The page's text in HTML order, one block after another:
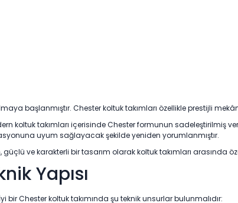
başlanmıştır. Chester koltuk takımları özellikle prestijli
koltuk takımları içerisinde Chester formunun sadeleştirilmiş
uyum sağlayacak şekilde yeniden yorumlanmıştır.
güçlü ve karakterli bir tasarım olarak koltuk takımları arasında
Yapısı
bir Chester koltuk takımında şu teknik unsurlar bulunmalıdır: